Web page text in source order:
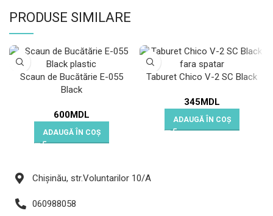
PRODUSE SIMILARE
Scaun de Bucătărie E-055
Black
600MDL
ADAUGĂ ÎN COȘ
Taburet Chico V-2 SC Black
345 MDL
ADAUGĂ ÎN COȘ
Chișinău, str.Voluntarilor 10/A
060988058